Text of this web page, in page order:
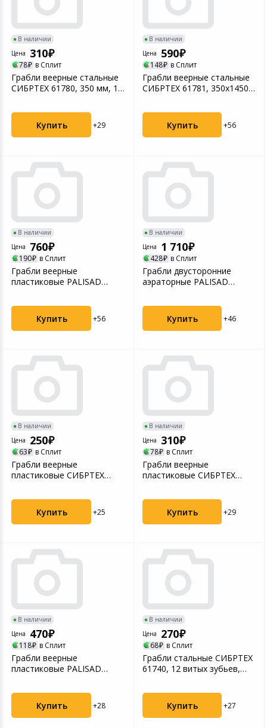
В наличии
Цена
310
78 в Сплит
Грабли веерные стальные
СИБРТЕХ 61780, 350 мм, 18
Купить +29
В наличии
Цена
590
148 в Сплит
Грабли веерные стальные
СИБРТЕХ 61781, 350х1450
Купить +56
В наличии
Цена
760
190 в Сплит
Грабли веерные
пластиковые PALISAD
плоски...
Купить
+56
В наличии
Цена
1 710
428 в Сплит
Грабли двусторонние
аэраторные PALISAD
11...
Купить
+46
В наличии
Цена
250
63 в Сплит
Грабли веерные
пластиковые СИБРТЕХ
зу...
Купить
+25
В наличии
Цена
310
78 в Сплит
Грабли веерные
пластиковые СИБРТЕХ
зуб...
Купить
+29
В наличии
Цена
470
118 в Сплит
Грабли веерные
пластиковые PALISAD
зуб...
Купить
+28
В наличии
Цена
270
68 в Сплит
Грабли стальные СИБРТЕХ
61740, 12 витых зубьев,
Купить +27